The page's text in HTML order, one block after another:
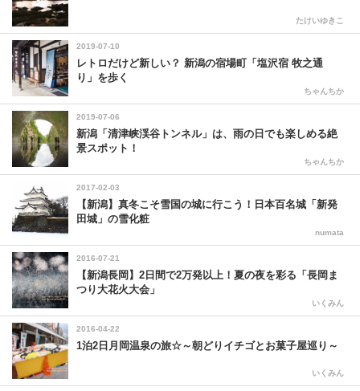
たけいゆきこ
2019-07-10
レトロだけど新しい？ 新潟の宿場町「塩沢宿 牧之通
り」を歩く
ちゃんちか
2019-07-06
新潟「清津峡渓谷トンネル」は、雨の日でも楽しめる絶
景スポット！
ちゃんちか
2017-02-03
【新潟】真冬こそ雪国の城に行こう！日本百名城「新発
田城」の雪化粧
numata
2016-07-21
【新潟長岡】2日間で2万発以上！夏の夜を彩る「長岡ま
つり大花火大会」
いくみん
2016-04-22
1泊2日月岡温泉の旅☆～朝どりイチゴとお菓子屋巡り～
いくみん